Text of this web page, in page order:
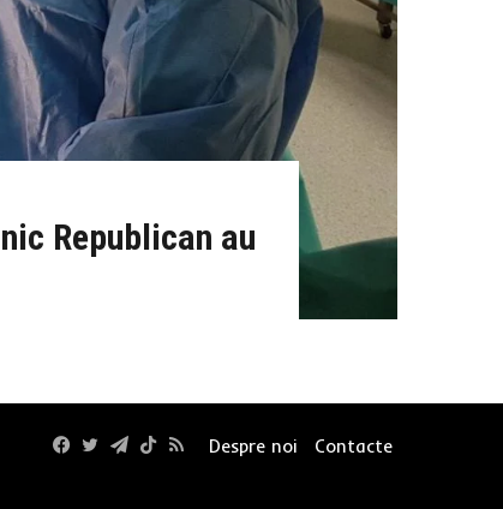
Republican au
Despre noi Contacte
Facebook
Twitter
Telegram
TikTok
RSS